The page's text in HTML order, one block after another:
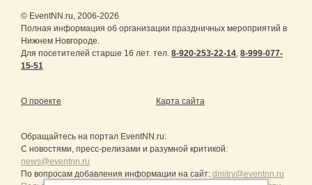
© EventNN.ru, 2006-2026
Полная информация об организации праздничных мероприятий в
Нижнем Новгороде.
Для посетителей старше 16 лет. тел. 8-920-253-22-14, 8-999-077-
15-51
О проекте Карта сайта
Обращайтесь на портал EventNN.ru:
С новостями, пресс-релизами и разумной критикой:
news@eventnn.ru
По вопросам добавления информации на сайт: dmitry@eventnn.ru